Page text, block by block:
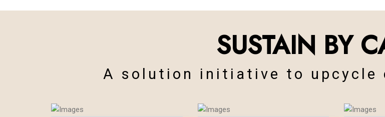
SUSTAIN BY
A solution initiative to upcycle